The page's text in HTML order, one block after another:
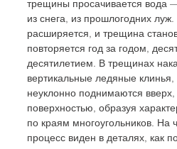
трещины просачивается вода
из снега, из прошлогодних
расширяется, и трещина
повторяется год за годом,
десятилетием. В трещинах
вертикальные ледяные
неуклонно поднимаются
поверхностью, образуя
по краям многоугольников. На
процесс виден в деталях, как